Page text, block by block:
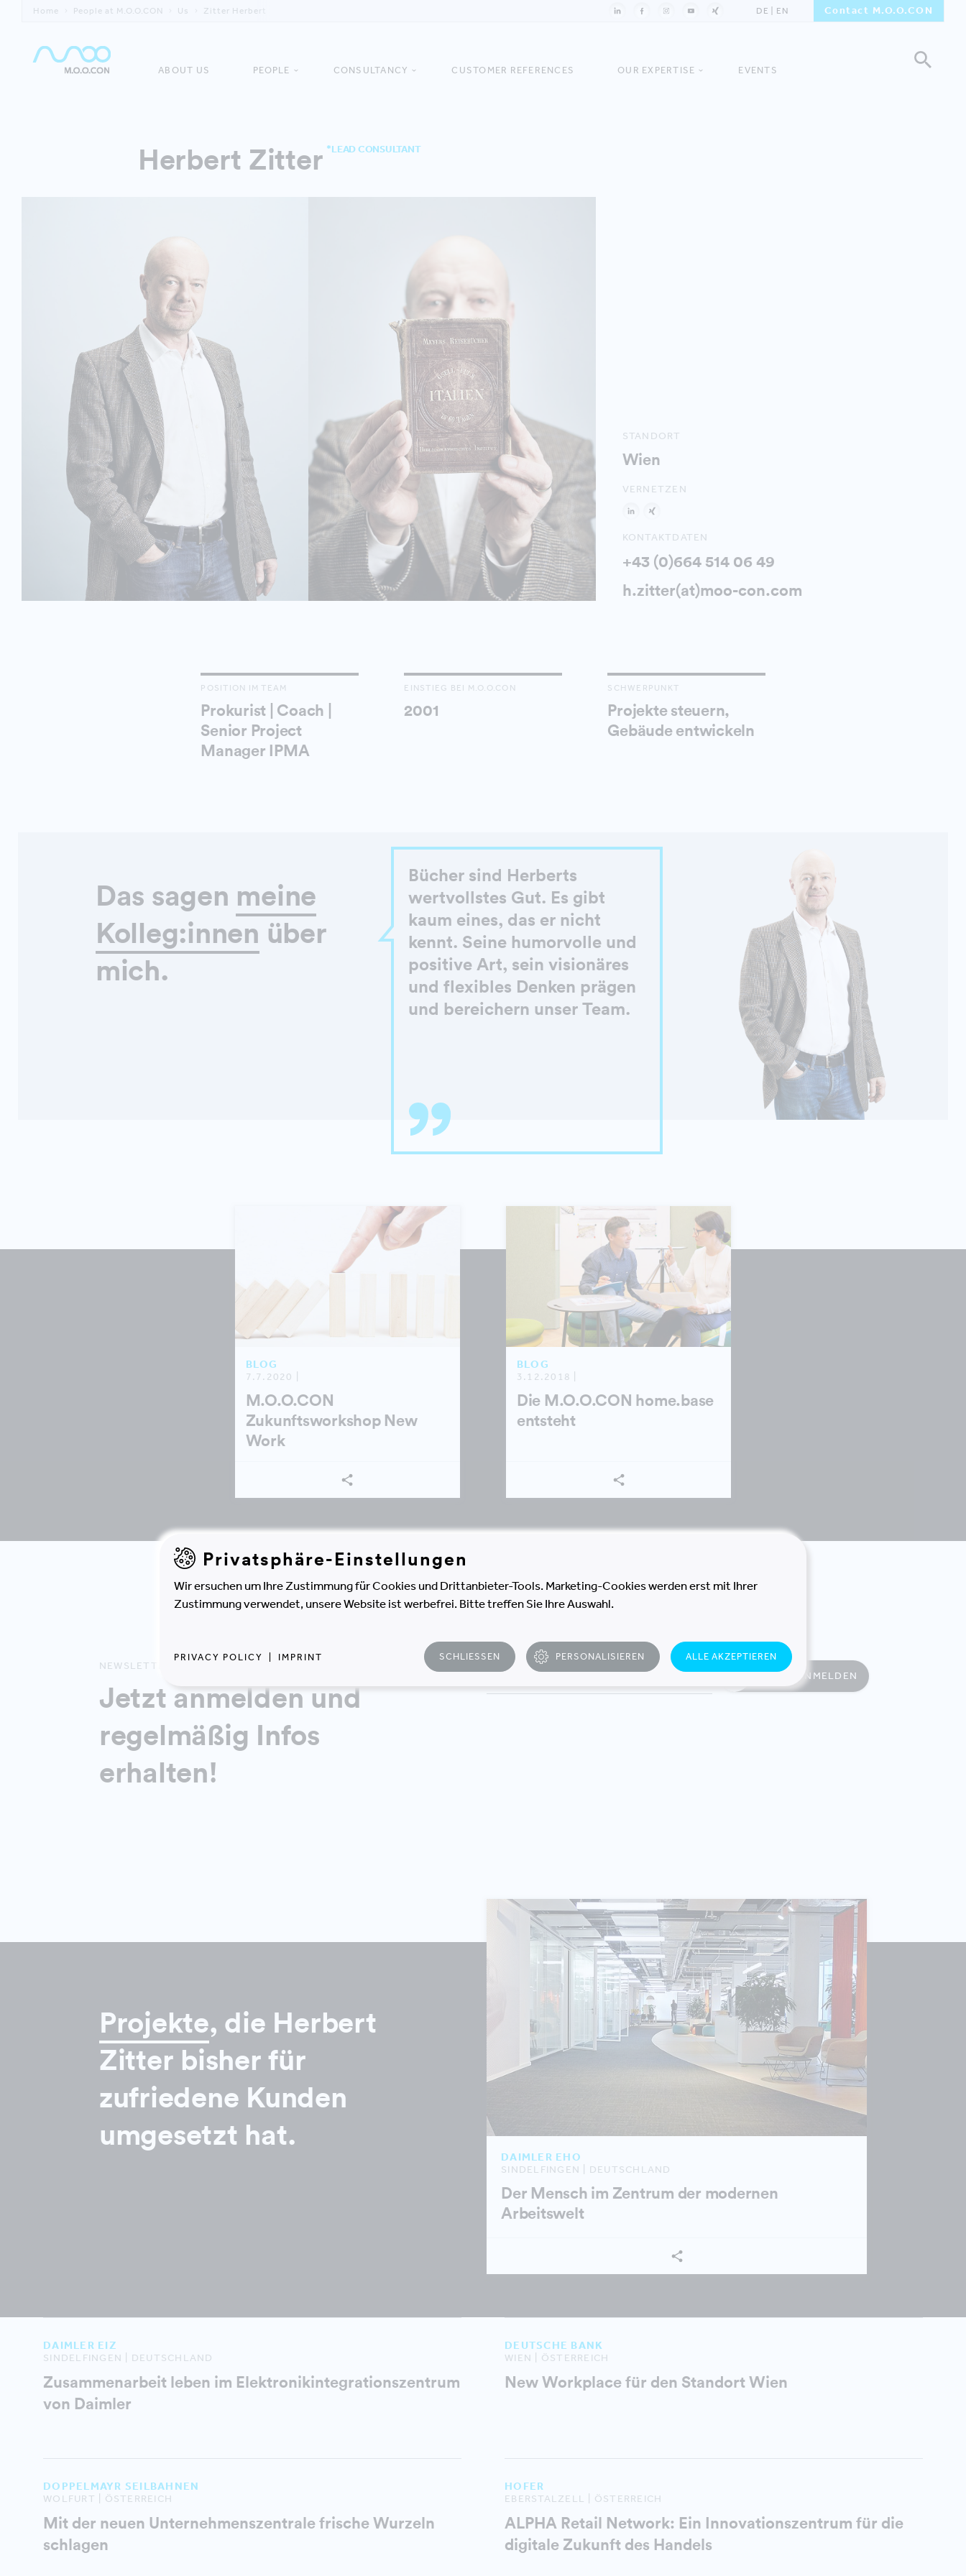
Home People at M.O.O.CON Us Zitter Herbert DE EN Contact M.O.O.CON
ABOUT US PEOPLE CONSULTANCY CUSTOMER REFERENCES OUR EXPERTISE EVENTS
Herbert Zitter *LEAD CONSULTANT
STANDORT
Wien
VERNETZEN
KONTAKTDATEN
+43 (0)664 514 06 49
h.zitter(at)moo-con.com
POSITION IM TEAM
Prokurist | Coach |
Senior Project
Manager IPMA
EINSTIEG BEI M.O.O.CON
2001
SCHWERPUNKT
Projekte steuern,
Gebäude entwickeln
Das sagen meine
Kolleg:innen über
mich.
Bücher sind Herberts
wertvollstes Gut. Es gibt
kaum eines, das er nicht
kennt. Seine humorvolle und
positive Art, sein visionäres
und flexibles Denken prägen
und bereichern unser Team.
BLOG
7.7.2020 |
M.O.O.CON
Zukunftsworkshop New
Work
BLOG
3.12.2018 |
Die M.O.O.CON home.base
entsteht
SHOW ALL
NEWSLETTER
Jetzt anmelden und
regelmäßig Infos
erhalten!
JETZT ANMELDEN
Projekte, die Herbert
Zitter bisher für
zufriedene Kunden
umgesetzt hat.
DAIMLER EHO
SINDELFINGEN | DEUTSCHLAND
Der Mensch im Zentrum der modernen
Arbeitswelt
DAIMLER EIZ
SINDELFINGEN | DEUTSCHLAND
Zusammenarbeit leben im Elektronikintegrationszentrum
von Daimler
DEUTSCHE BANK
WIEN | ÖSTERREICH
New Workplace für den Standort Wien
DOPPELMAYR SEILBAHNEN
WOLFURT | ÖSTERREICH
Mit der neuen Unternehmenszentrale frische Wurzeln
schlagen
HOFER
EBERSTALZELL | ÖSTERREICH
ALPHA Retail Network: Ein Innovationszentrum für die
digitale Zukunft des Handels
Privatsphäre-Einstellungen
Wir ersuchen um Ihre Zustimmung für Cookies und Drittanbieter-Tools. Marketing-Cookies werden erst mit Ihrer
Zustimmung verwendet, unsere Website ist werbefrei. Bitte treffen Sie Ihre Auswahl.
PRIVACY POLICY IMPRINT SCHLIESSEN PERSONALISIEREN ALLE AKZEPTIEREN